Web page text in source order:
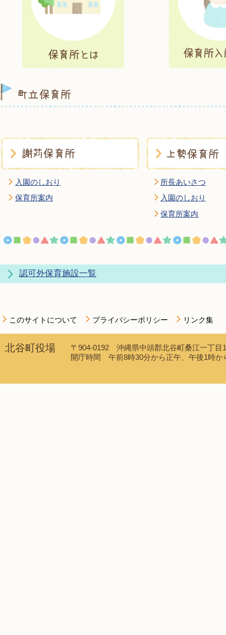
入園のしおり
保育所案内
所長あいさつ
入園のしおり
保育所案内
認可外保育施設一覧
このサイトについて プライバシーポリシー リンク集
北谷町役場
〒904-0192 沖縄県中頭郡北谷町桑江一丁
開庁時間 午前8時30分から正午、午後1時か